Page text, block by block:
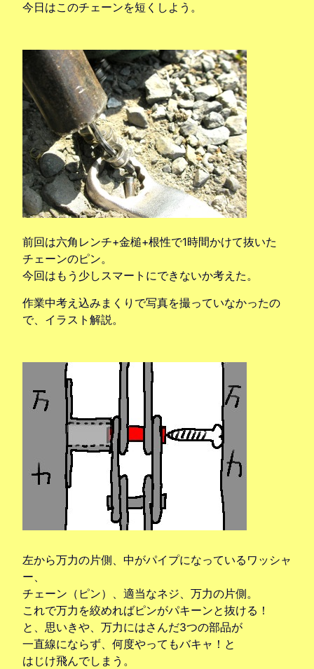
今日はこのチェーンを短くしよう。
前回は六角レンチ+金槌+根性で1時間かけて抜いた
チェーンのピン。
今回はもう少しスマートにできないか考えた。
作業中考え込みまくりで写真を撮っていなかったの
で、イラスト解説。
左から万力の片側、中がパイプになっているワッシャ
ー、
チェーン（ピン）、適当なネジ、万力の片側。
これで万力を絞めればピンがパキーンと抜ける！
と、思いきや、万力にはさんだ3つの部品が
一直線にならず、何度やってもバキャ！と
はじけ飛んでしまう。